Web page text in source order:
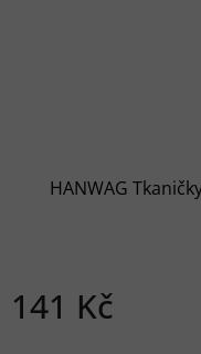
HANWAG
141 Kč